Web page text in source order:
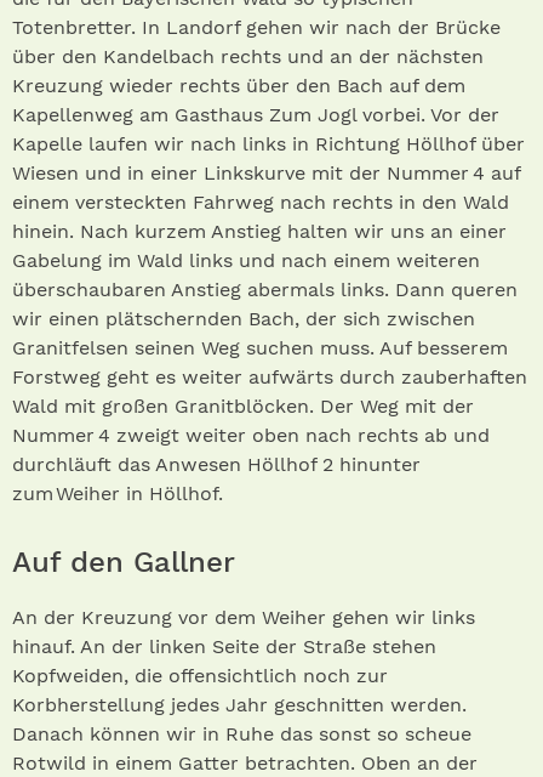
Totenbretter. In Landorf gehen wir nach der Brücke
über den Kandelbach rechts und an der nächsten
Kreuzung wieder rechts über den Bach auf dem
Kapellenweg am Gasthaus Zum Jogl vorbei. Vor der
Kapelle laufen wir nach links in Richtung Höllhof über
Wiesen und in einer Linkskurve mit der Nummer 4 auf
einem versteckten Fahrweg nach rechts in den Wald
hi­nein. Nach kurzem Anstieg halten wir uns an einer
Gabelung im Wald links und nach einem weiteren
überschaubaren Anstieg abermals links. Dann queren
wir einen plätschernden Bach, der sich zwischen
Granitfelsen seinen Weg suchen muss. Auf besserem
Forstweg geht es weiter aufwärts durch zauberhaften
Wald mit großen Granitblöcken. Der Weg mit der
Nummer 4 zweigt weiter oben nach rechts ab und
durchläuft das Anwesen Höllhof 2 hinunter
zum Weiher in Höllhof.
Auf den Gallner
An der Kreuzung vor dem Weiher gehen wir links
hinauf. An der linken Seite der Straße stehen
Kopfweiden, die offensichtlich noch zur
Korbherstellung jedes Jahr geschnitten werden.
Danach können wir in Ruhe das sonst so scheue
Rotwild in einem Gatter betrachten. Oben an der